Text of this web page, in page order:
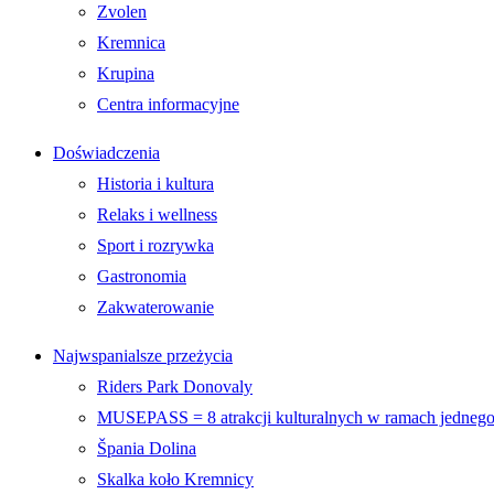
Zvolen
Kremnica
Krupina
Centra informacyjne
Doświadczenia
Historia i kultura
Relaks i wellness
Sport i rozrywka
Gastronomia
Zakwaterowanie
Najwspanialsze przeżycia
Riders Park Donovaly
MUSEPASS = 8 atrakcji kulturalnych w ramach
Špania Dolina
Skalka koło Kremnicy